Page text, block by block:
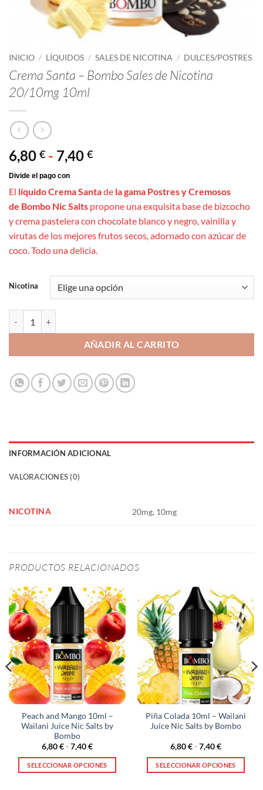
INICIO / LÍQUIDOS / SALES DE NICOTINA / DULCES/POSTRES
Crema Santa – Bombo Sales de Nicotina
20/10mg 10ml
6,80 € - 7,40 €Rango
desde
6,80 €
hasta
7,40 €
El líquido Crema Santade la gama Postres y Cremosos
de Bombo Nic Salts propone una exquisita base de bizcocho
y crema pastelera con chocolate blanco y negro, vainilla y
virutas de los mejores frutos secos, adornado con azúcar de
coco. Todo una delicia.
Nicotina
AÑADIR AL CARRITO
INFORMACIÓN ADICIONAL
VALORACIONES (0)
NICOTINA 20mg, 10mg
PRODUCTOS RELACIONADOS
Peach and Mango 10ml –
Wailani Juice Nic Salts by
Bombo
6,80€-7,40€Rango
precios:
desde
SELECCIONAR OPCIONES
Piña Colada 10ml – Wailani
Juice Nic Salts by Bombo
6,80€-7,40€Rango
precios:
desde
SELECCIONAR OPCIONES